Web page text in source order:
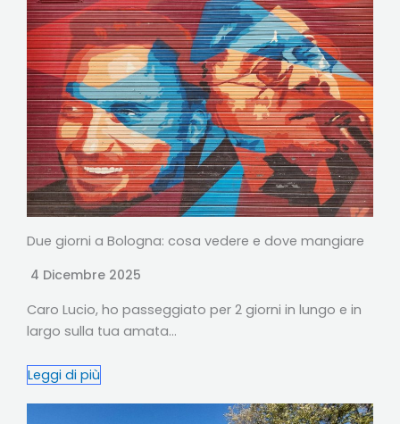
Due giorni a Bologna: cosa vedere e dove mangiare
4 Dicembre 2025
Caro Lucio, ho passeggiato per 2 giorni in lungo e in
largo sulla tua amata…
Leggi di più